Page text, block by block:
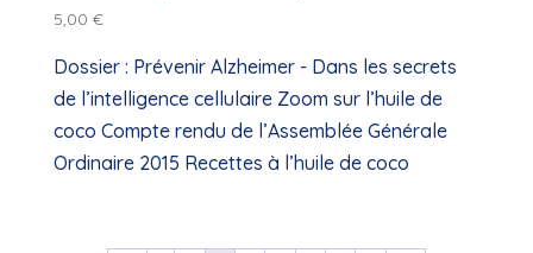
5,00 €
Dossier : Prévenir Alzheimer - Dans les secrets
de l’intelligence cellulaire Zoom sur l’huile de
coco Compte rendu de l’Assemblée Générale
Ordinaire 2015 Recettes à l’huile de coco